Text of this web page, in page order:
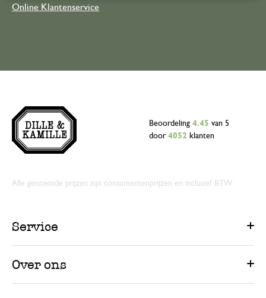
Online Klantenservice
Beoordeling 4.45 van 5
door 4052 klanten
Alle genoemde prijzen zijn consumentenprijzen en inclusief BTW.
Service
Over ons